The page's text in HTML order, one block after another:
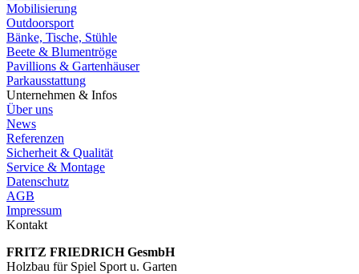
Mobilisierung
Outdoorsport
Bänke, Tische, Stühle
Beete & Blumentröge
Pavillions & Gartenhäuser
Parkausstattung
Unternehmen & Infos
Über uns
News
Referenzen
Sicherheit & Qualität
Service & Montage
Datenschutz
AGB
Impressum
Kontakt
FRITZ FRIED­RICH GesmbH
Holzbau für Spiel Sport u. Garten